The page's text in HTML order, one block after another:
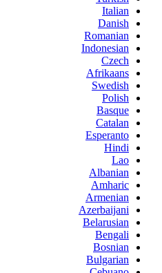
Italian
Danish
Romanian
Indonesian
Czech
Afrikaans
Swedish
Polish
Basque
Catalan
Esperanto
Hindi
Lao
Albanian
Amharic
Armenian
Azerbaijani
Belarusian
Bengali
Bosnian
Bulgarian